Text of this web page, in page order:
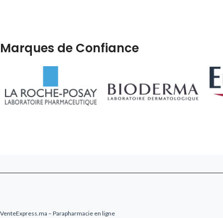
Marques de Confiance
VenteExpress.ma – Parapharmacie en ligne